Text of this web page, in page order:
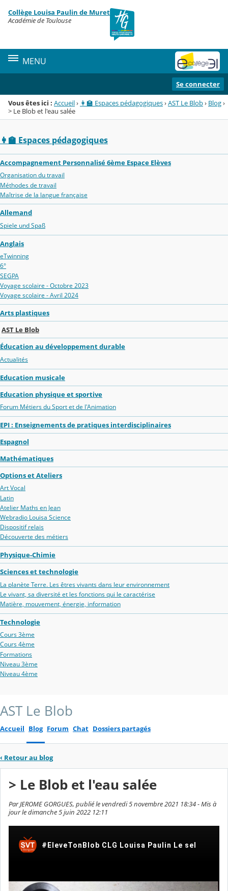
Menu de la rubrique
Contenu
Collège Louisa Paulin de Muret
Académie de Toulouse
MENU
Se connecter
Vous êtes ici : Accueil› 👩‍🏫 Espaces pédagogiques›AST Le Blob› Blog›
> Le Blob et l'eau salée
👩‍🏫 Espaces pédagogiques
Accompagnement Personnalisé 6ème Espace Elèves
Organisation du travail
Méthodes de travail
Maîtrise de la langue française
Allemand
Spiele und Spaß
Anglais
eTwinning
6°
SEGPA
Voyage scolaire - Octobre 2023
Voyage scolaire - Avril 2024
Arts plastiques
AST Le Blob
Éducation au développement durable
Actualités
Education musicale
Education physique et sportive
Forum Métiers du Sport et de l'Animation
EPI : Enseignements de pratiques interdisciplinaires
Espagnol
Mathématiques
Options et Ateliers
Art Vocal
Latin
Atelier Maths en Jean
Webradio Louisa Science
Dispositif relais
Découverte des métiers
Physique-Chimie
Sciences et technologie
La planète Terre. Les êtres vivants dans leur environnement
Le vivant, sa diversité et les fonctions qui le caractérise
Matière, mouvement, énergie, information
Technologie
Cours 3ème
Cours 4ème
Formations
Niveau 3ème
Niveau 4ème
AST Le Blob
Accueil Blog Forum Chat Dossiers partagés
‹ Retour au blog
> Le Blob et l'eau salée
Par JEROME GORGUES, publié le vendredi 5 novembre 2021 18:34 - Mis à
jour le dimanche 5 juin 2022 12:11